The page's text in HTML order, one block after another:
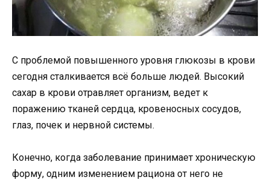
С проблемой повышенного уровня глюкозы в крови
сегодня сталкивается всё больше людей. Высокий
сахар в крови отравляет организм, ведет к
поражению тканей сердца, кровеносных сосудов,
глаз, почек и нервной системы.
Конечно, когда заболевание принимает хроническую
форму, одним изменением рациона от него не